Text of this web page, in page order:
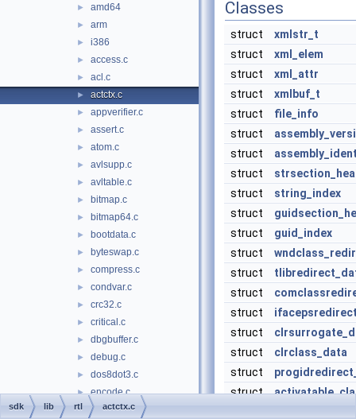
► amd64
► arm
► i386
► access.c
► acl.c
► actctx.c
► appverifier.c
► assert.c
► atom.c
► avlsupp.c
► avltable.c
► bitmap.c
► bitmap64.c
► bootdata.c
► byteswap.c
► compress.c
► condvar.c
► crc32.c
► critical.c
► dbgbuffer.c
► debug.c
► dos8dot3.c
► encode.c
► env.c
Classes
struct
xmlstr_t
struct
xml_elem
struct
xml_attr
struct
xmlbuf_t
struct
file_info
struct
struct
struct
struct
string_index
struct
struct
guid_index
struct
struct
struct
struct
struct
struct
clrclass_data
struct
struct
sdk lib rtl actctx.c